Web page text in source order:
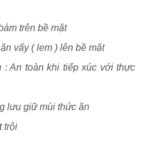
trên bề mặt
vấy ( lem ) lên bề mặt
: An toàn khi tiếp xúc với thực
lưu giữ mùi thức ăn
trội